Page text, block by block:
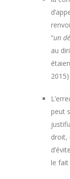
“un
au
2015)
peut
droit,
le fait